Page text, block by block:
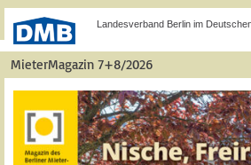
Landesverband Berlin im
MieterMagazin 7+8/2026